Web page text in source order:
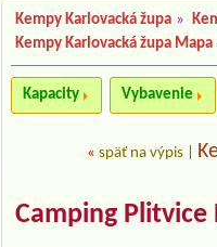
Kempy Karlovacká župa »
Kempy Karlovacká župa Mapa
Kapacity Vybavenie
«späť na výpis
Camping